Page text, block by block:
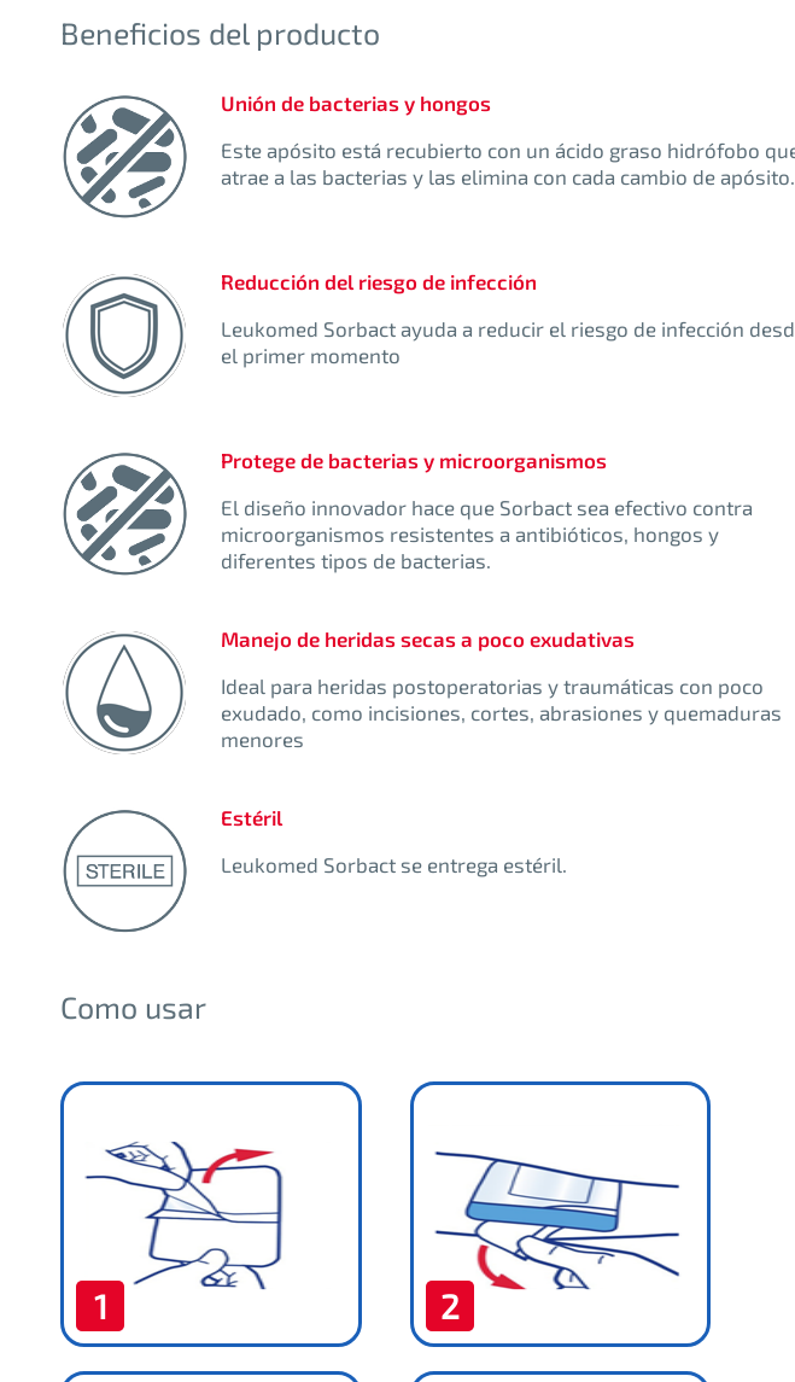
Beneficios del producto
Unión de bacterias y hongos
Este apósito está recubierto con un ácido graso hidrófobo
atrae a las bacterias y las elimina con cada cambio de apósito.
Reducción del riesgo de infección
Leukomed Sorbact ayuda a reducir el riesgo de infección
el primer momento
Protege de bacterias y microorganismos
El diseño innovador hace que Sorbact sea efectivo contra
microorganismos resistentes a antibióticos, hongos y
diferentes tipos de bacterias.
Manejo de heridas secas a poco exudativas
Ideal para heridas postoperatorias y traumáticas con poco
exudado, como incisiones, cortes, abrasiones y quemaduras
menores
Estéril
Leukomed Sorbact se entrega estéril.
Como usar
1 2